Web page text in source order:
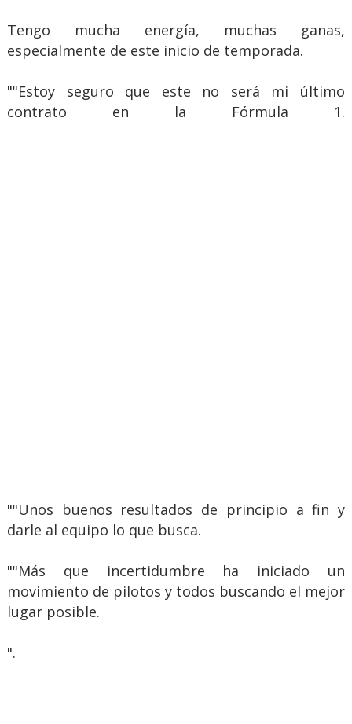
Tengo mucha energía, muchas ganas,
especialmente de este inicio de temporada.
""Estoy seguro que este no será mi último
contrato en la Fórmula 1.
""Unos buenos resultados de principio a fin y
darle al equipo lo que busca.
""Más que incertidumbre ha iniciado un
movimiento de pilotos y todos buscando el mejor
lugar posible.
".